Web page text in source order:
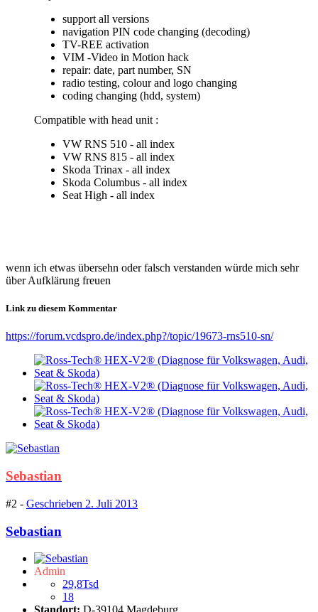
support all versions
navigation PIN code changing (decoding)
TV-REE activation
VIM -Video in Motion hack
repair: date, part number, SN
radio testing, colour and logo changing
coding changing (hdd, system)
Compatible with head unit :
VW RNS 510 - all index
VW RNS 815 - all index
Skoda Trinax - all index
Skoda Columbus - all index
Seat High - all index
wenn ich etwas übersehn oder falsch verstanden würde mich sehr
über Aufklärung freuen
Link zu diesem Kommentar
https://forum.vcdspro.de/index.php?/topic/19673-rns510-sn/
Sebastian
#2 - Geschrieben 2. Juli 2013
Sebastian
Admin
29,8Tsd
18